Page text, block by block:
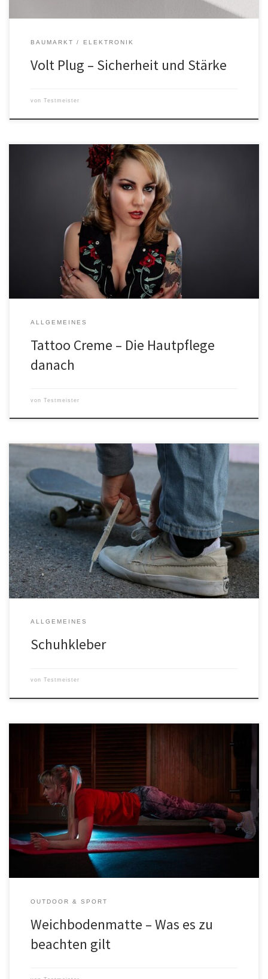
BAUMARKT ELEKTRONIK
Volt Plug – Sicherheit und Stärke
von Testmeister
Eine Tattoo Creme ist ein spezielles Pflegeprodukt, das nach dem
Stechen eines Tattoos verwendet wird, um das Tattoo zu pflegen
und zu schützen. Es gibt verschiedene Arten von Tattoo Cremes,
die unterschiedliche Wirkstoffe enthalten und somit
unterschiedliche Eigenschaften haben. In diesem Artikel werden
wir uns genauer damit beschäftigen, wie Tattoo […]
ALLGEMEINES
Tattoo Creme – Die Hautpflege
danach
von Testmeister
Schuhkleber sind ein unverzichtbares Tool für alle, die es lieben
ihre Schuhe zu reparieren und zu schützen. Es gibt viele
verschiedene Arten von Klebern, aber welcher ist der richtige?
Welche Eigenschaften machen einen guten Schuhkleber aus? Wie
findet man den besten Kleber für seine Bedürfnisse? Wann man
Schuhkleber benutzen sollte […]
ALLGEMEINES
Schuhkleber
von Testmeister
Was ist eine Weichbodenmatte? Eine Weichbodenmatte ist eine
Matte, die aus weichen Materialien wie Schaumstoff hergestellt
wird. Sie dient als Polsterung und Absorptionsschicht zwischen
dem Boden und dem Körper. Weichbodenmatten werden in der
Regel in Fitnessstudios, Yogastudios und anderen Einrichtungen
verwendet, in denen Menschen regelmäßig Sport treiben oder
sich bewegen. […]
OUTDOOR & SPORT
Weichbodenmatte – Was es zu
beachten gilt